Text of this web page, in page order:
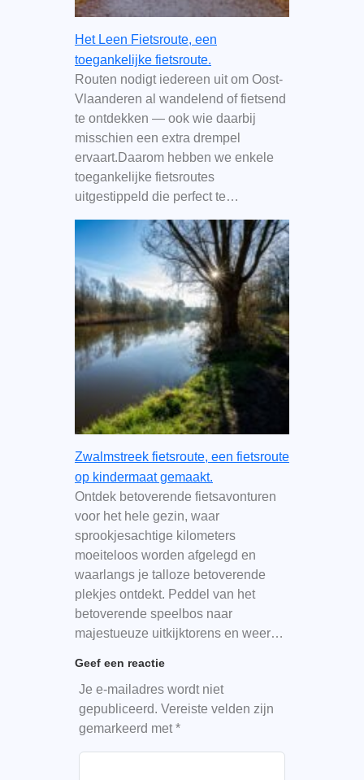
Het Leen Fietsroute, een
toegankelijke fietsroute.
Routen nodigt iedereen uit om Oost-
Vlaanderen al wandelend of fietsend
te ontdekken — ook wie daarbij
misschien een extra drempel
ervaart.Daarom hebben we enkele
toegankelijke fietsroutes
uitgestippeld die perfect te…
Zwalmstreek fietsroute, een fietsroute
op kindermaat gemaakt.
Ontdek betoverende fietsavonturen
voor het hele gezin, waar
sprookjesachtige kilometers
moeiteloos worden afgelegd en
waarlangs je talloze betoverende
plekjes ontdekt. Peddel van het
betoverende speelbos naar
majestueuze uitkijktorens en weer…
Geef een reactie
Je e-mailadres wordt niet
gepubliceerd. Vereiste velden zijn
gemarkeerd met*